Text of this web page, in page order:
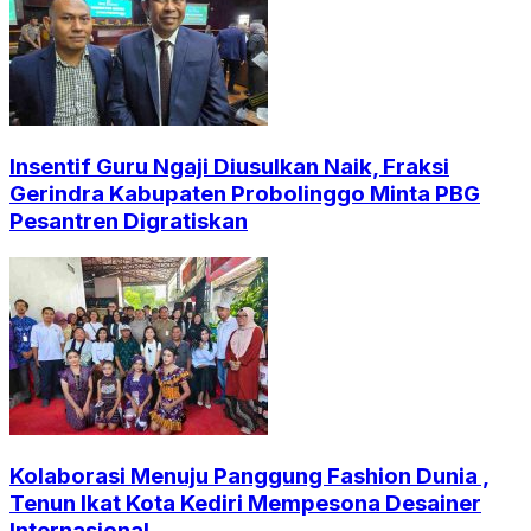
Insentif Guru Ngaji Diusulkan Naik, Fraksi
Gerindra Kabupaten Probolinggo Minta PBG
Pesantren Digratiskan
Kolaborasi Menuju Panggung Fashion Dunia ,
Tenun Ikat Kota Kediri Mempesona Desainer